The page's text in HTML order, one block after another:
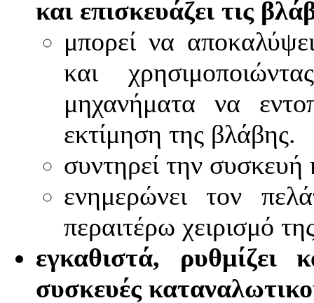
και επισκευάζει τις
μπορεί να
και
μηχανήματα να
εκτίμηση της βλάβης.
συντηρεί την
ενημερώνει τον
περαιτέρω χειρισμό
εγκαθιστά, ρυθμίζει
συσκευές